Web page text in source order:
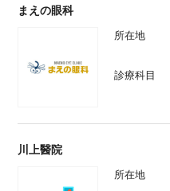
まえの眼科
所在地
診療科目
川上醫院
所在地